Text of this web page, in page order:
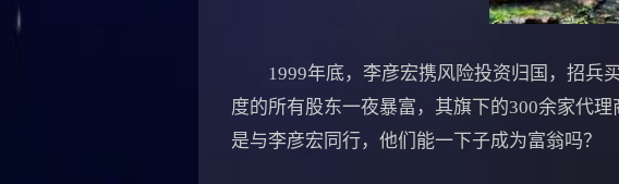
1999年底，李彦宏携风险投资归国，招兵买
度的所有股东一夜暴富，其旗下的300余家代
是与李彦宏同行，他们能一下子成为富翁吗？